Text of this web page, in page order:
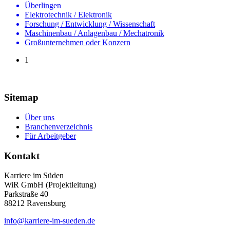
Überlingen
Elektrotechnik / Elektronik
Forschung / Entwicklung / Wissenschaft
Maschinenbau / Anlagenbau / Mechatronik
Großunternehmen oder Konzern
1
Sitemap
Über uns
Branchenverzeichnis
Für Arbeitgeber
Kontakt
Karriere im Süden
WiR GmbH (Projektleitung)
Parkstraße 40
88212 Ravensburg
info@karriere-im-sueden.de